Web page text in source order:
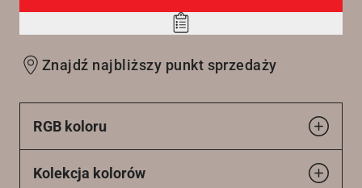
Add
wishlist
Znajdź najbliższy punkt sprzedaży
RGB koloru
Kolekcja kolorów